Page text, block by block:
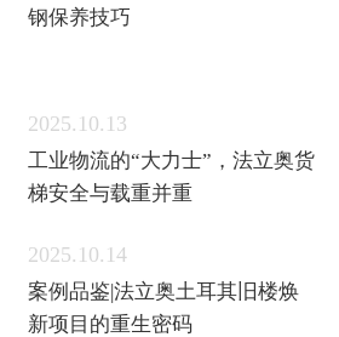
钢保养技巧
2025.10.13
工业物流的“大力士”，法立奥货
梯安全与载重并重
2025.10.14
案例品鉴|法立奥土耳其旧楼焕
新项目的重生密码